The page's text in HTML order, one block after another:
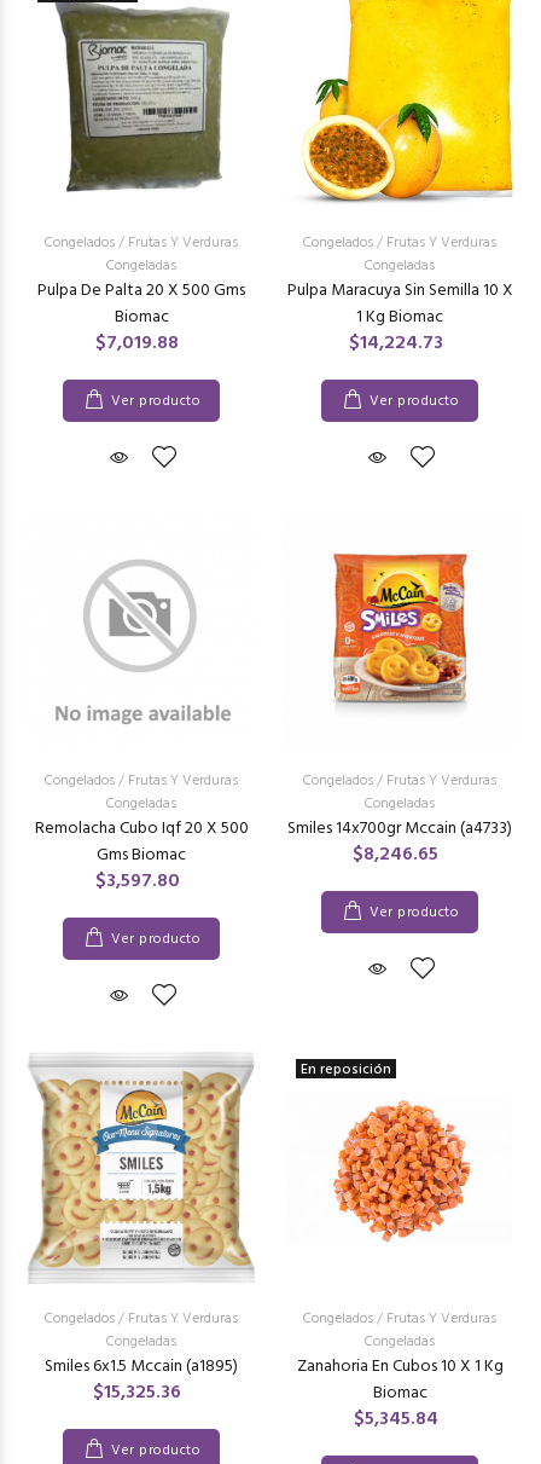
Congelados/ Frutas Y Verduras
Congeladas
Pulpa De Palta 20 X 500 Gms
Biomac
$7,019.88
Ver producto
Congelados/ Frutas Y Verduras
Congeladas
Pulpa Maracuya Sin Semilla 10 X
1 Kg Biomac
$14,224.73
Ver producto
Congelados/ Frutas Y Verduras
Congeladas
Remolacha Cubo Iqf 20 X 500
Gms Biomac
$3,597.80
Ver producto
Congelados/ Frutas Y Verduras
Congeladas
Smiles 14x700gr Mccain (a4733)
$8,246.65
Ver producto
Congelados/ Frutas Y Verduras
Congeladas
Smiles 6x1.5 Mccain (a1895)
$15,325.36
Ver producto
En reposición
Congelados/ Frutas Y Verduras
Congeladas
Zanahoria En Cubos 10 X 1 Kg
Biomac
$5,345.84